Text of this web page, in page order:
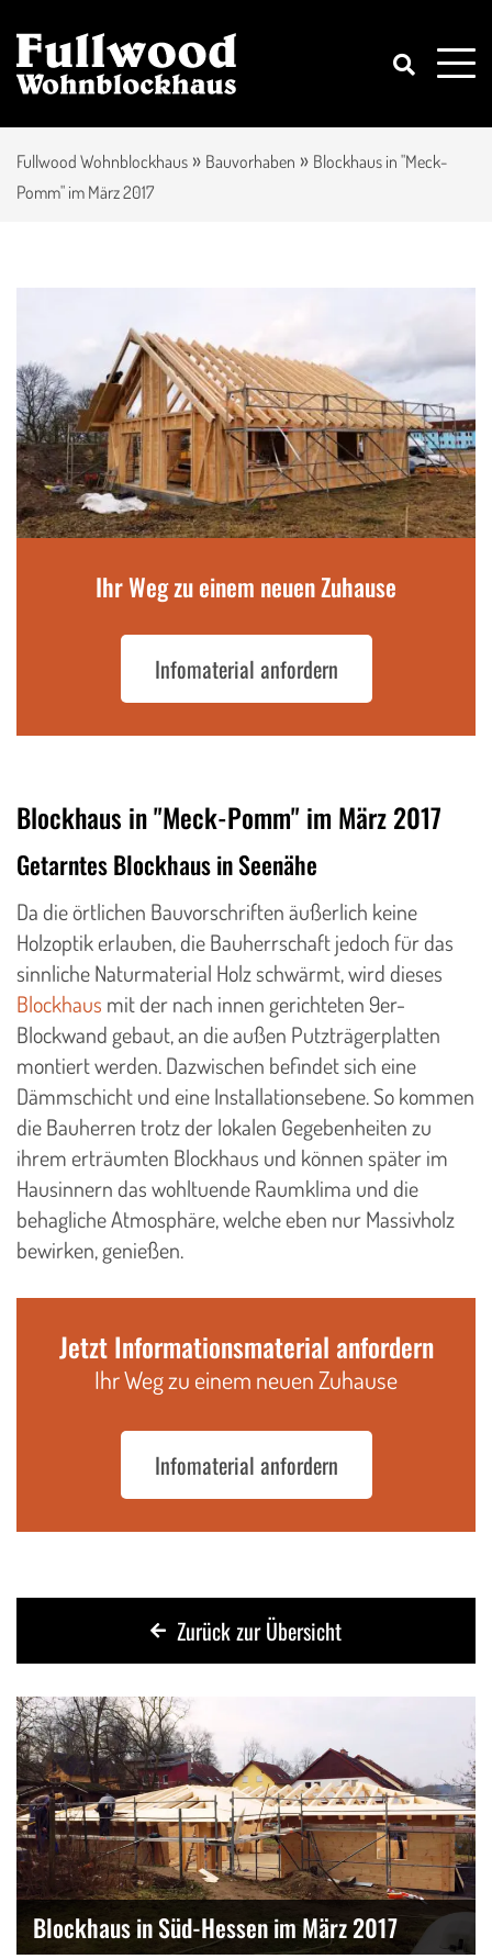
Fullwood Wohnblockhaus » Bauvorhaben » Blockhaus in "Meck-
Pomm" im März 2017
Ihr Weg zu einem neuen Zuhause
Infomaterial anfordern
Blockhaus in "Meck-Pomm" im März 2017
Getarntes Blockhaus in Seenähe
Da die örtlichen Bauvorschriften äußerlich keine
Holzoptik erlauben, die Bauherrschaft jedoch für das
sinnliche Naturmaterial Holz schwärmt, wird dieses
Blockhaus mit der nach innen gerichteten 9er-
Blockwand gebaut, an die außen Putzträgerplatten
montiert werden. Dazwischen befindet sich eine
Dämmschicht und eine Installationsebene. So kommen
die Bauherren trotz der lokalen Gegebenheiten zu
ihrem erträumten Blockhaus und können später im
Hausinnern das wohltuende Raumklima und die
behagliche Atmosphäre, welche eben nur Massivholz
bewirken, genießen.
Jetzt Informationsmaterial anfordern
Ihr Weg zu einem neuen Zuhause
Infomaterial anfordern
Zurück zur Übersicht
Blockhaus in Süd-Hessen im März 2017